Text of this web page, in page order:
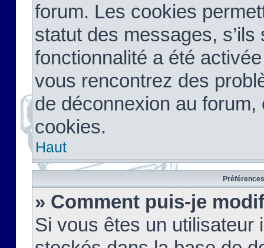
forum. Les cookies
statut des messages,
fonctionnalité a été
vous rencontrez des
de déconnexion au
cookies.
Haut
» Comment puis-je
Si vous êtes un